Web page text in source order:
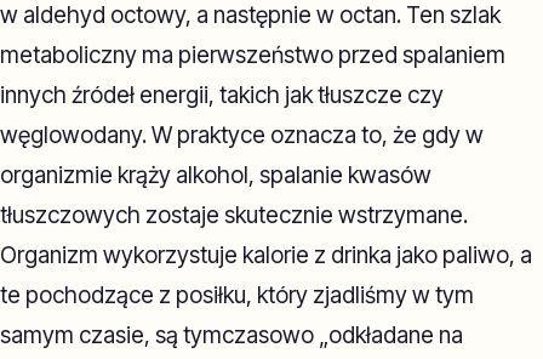
w aldehyd octowy, a następnie w octan. Ten szlak
metaboliczny ma pierwszeństwo przed spalaniem
innych źródeł energii, takich jak tłuszcze czy
węglowodany. W praktyce oznacza to, że gdy w
organizmie krąży alkohol, spalanie kwasów
tłuszczowych zostaje skutecznie wstrzymane.
Organizm wykorzystuje kalorie z drinka jako paliwo, a
te pochodzące z posiłku, który zjadliśmy w tym
samym czasie, są tymczasowo „odkładane na